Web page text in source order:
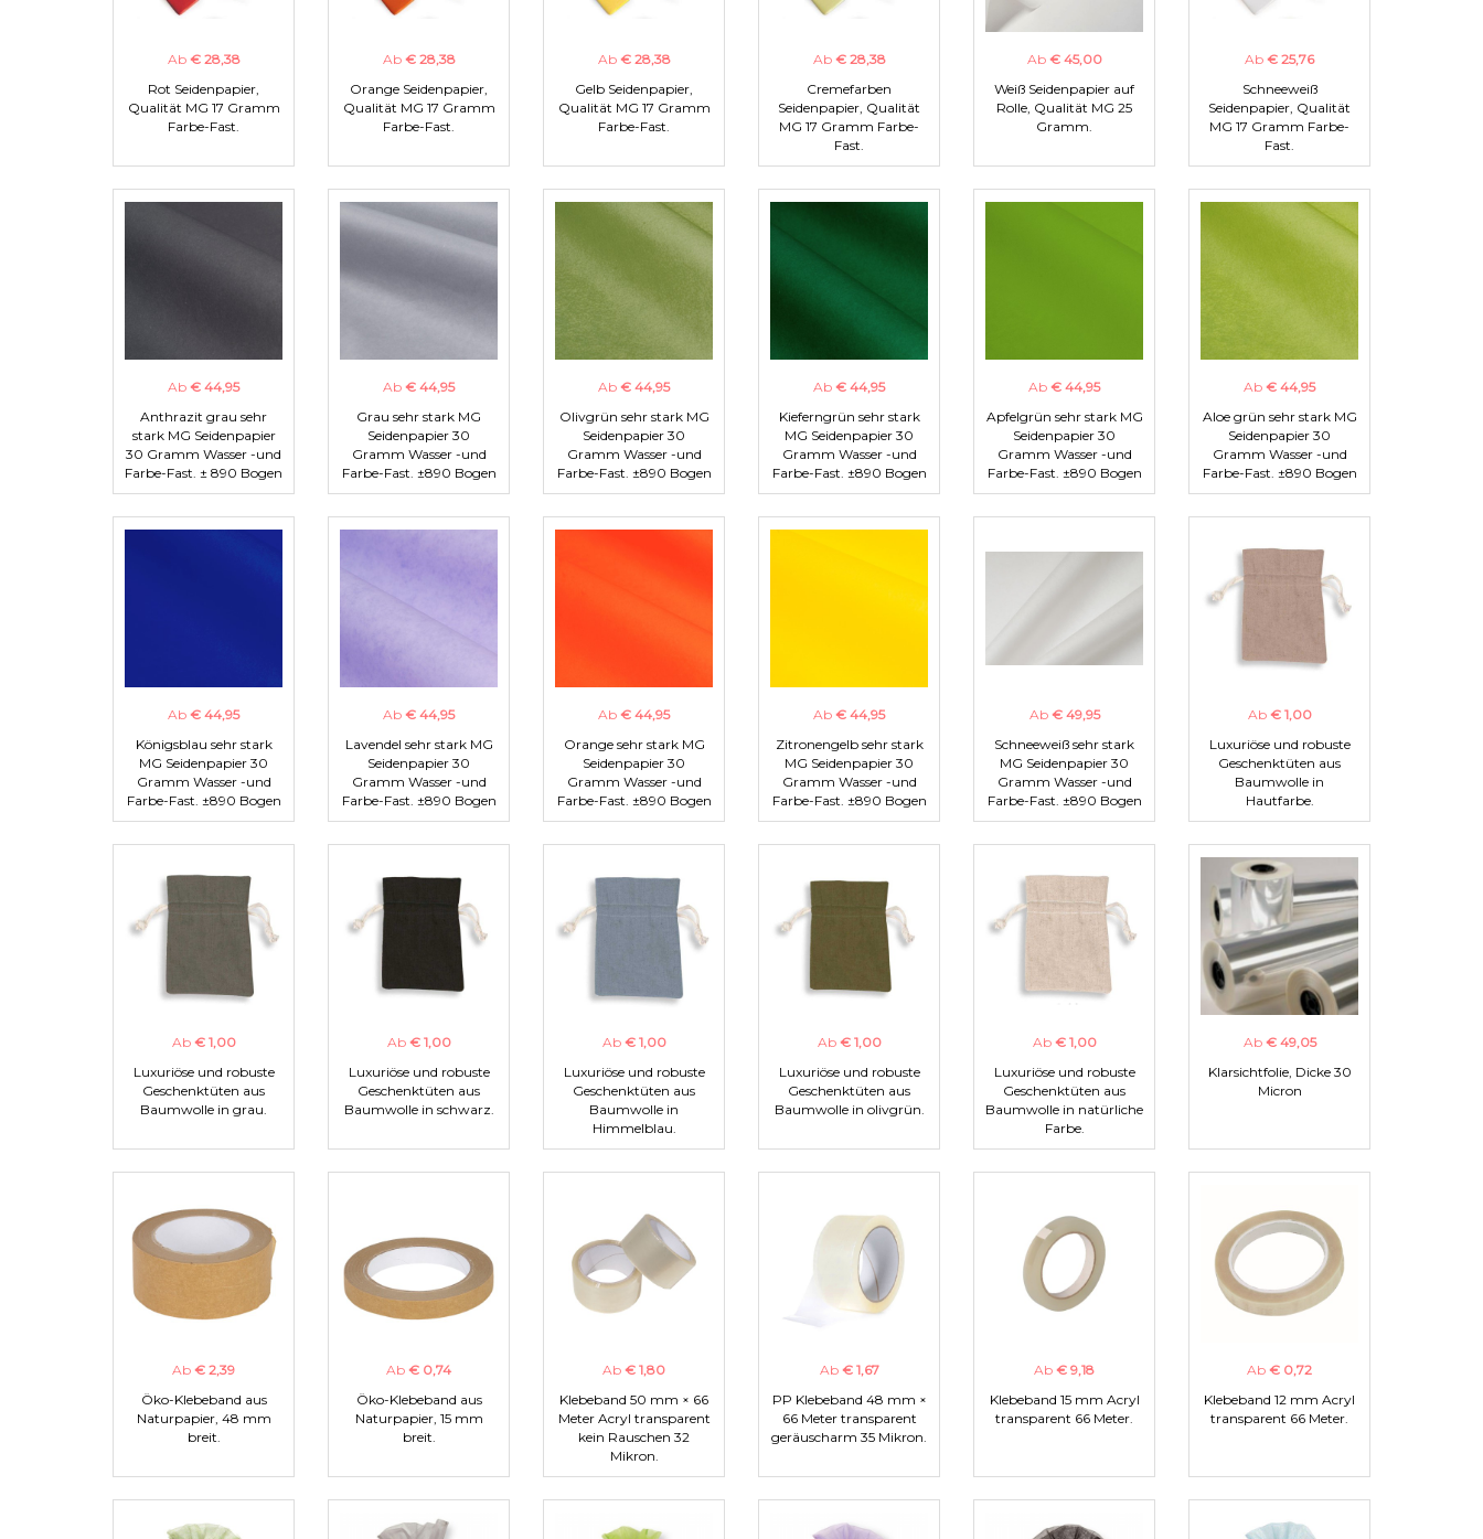
Ab € 28,38
Rot Seidenpapier,
Qualität MG 17 Gramm
Farbe-Fast.
Ab € 28,38
Orange Seidenpapier,
Qualität MG 17 Gramm
Farbe-Fast.
Ab € 28,38
Gelb Seidenpapier,
Qualität MG 17 Gramm
Farbe-Fast.
Ab € 28,38
Cremefarben
Seidenpapier, Qualität
MG 17 Gramm Farbe-
Fast.
Ab € 45,00
Weiß Seidenpapier auf
Rolle, Qualität MG 25
Gramm.
Ab € 25,76
Schneeweiß
Seidenpapier, Qualität
MG 17 Gramm Farbe-
Fast.
Ab € 44,95
Anthrazit grau sehr
stark MG Seidenpapier
30 Gramm Wasser -und
Farbe-Fast. ± 890 Bogen
Ab € 44,95
Grau sehr stark MG
Seidenpapier 30
Gramm Wasser -und
Farbe-Fast. ±890 Bogen
Ab € 44,95
Olivgrün sehr stark MG
Seidenpapier 30
Gramm Wasser -und
Farbe-Fast. ±890 Bogen
Ab € 44,95
Kieferngrün sehr stark
MG Seidenpapier 30
Gramm Wasser -und
Farbe-Fast. ±890 Bogen
Ab € 44,95
Apfelgrün sehr stark MG
Seidenpapier 30
Gramm Wasser -und
Farbe-Fast. ±890 Bogen
Ab € 44,95
Aloe grün sehr stark MG
Seidenpapier 30
Gramm Wasser -und
Farbe-Fast. ±890 Bogen
Ab € 44,95
Königsblau sehr stark
MG Seidenpapier 30
Gramm Wasser -und
Farbe-Fast. ±890 Bogen
Ab € 44,95
Lavendel sehr stark MG
Seidenpapier 30
Gramm Wasser -und
Farbe-Fast. ±890 Bogen
Ab € 44,95
Orange sehr stark MG
Seidenpapier 30
Gramm Wasser -und
Farbe-Fast. ±890 Bogen
Ab € 44,95
Zitronengelb sehr stark
MG Seidenpapier 30
Gramm Wasser -und
Farbe-Fast. ±890 Bogen
Ab € 49,95
Schneeweiß sehr stark
MG Seidenpapier 30
Gramm Wasser -und
Farbe-Fast. ±890 Bogen
Ab € 1,00
Luxuriöse und robuste
Geschenktüten aus
Baumwolle in
Hautfarbe.
Ab € 1,00
Luxuriöse und robuste
Geschenktüten aus
Baumwolle in grau.
Ab € 1,00
Luxuriöse und robuste
Geschenktüten aus
Baumwolle in schwarz.
Ab € 1,00
Luxuriöse und robuste
Geschenktüten aus
Baumwolle in
Himmelblau.
Ab € 1,00
Luxuriöse und robuste
Geschenktüten aus
Baumwolle in olivgrün.
Ab € 1,00
Luxuriöse und robuste
Geschenktüten aus
Baumwolle in natürliche
Farbe.
Ab € 49,05
Klarsichtfolie, Dicke 30
Micron
Ab € 2,39
Öko-Klebeband aus
Naturpapier, 48 mm
breit.
Ab € 0,74
Öko-Klebeband aus
Naturpapier, 15 mm
breit.
Ab € 1,80
Klebeband 50 mm × 66
Meter Acryl transparent
kein Rauschen 32
Mikron.
Ab € 1,67
PP Klebeband 48 mm ×
66 Meter transparent
geräuscharm 35 Mikron.
Ab € 9,18
Klebeband 15 mm Acryl
transparent 66 Meter.
Ab € 0,72
Klebeband 12 mm Acryl
transparent 66 Meter.